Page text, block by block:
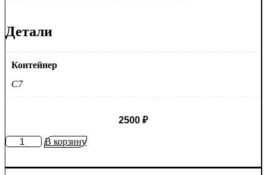
Детали
Контейнер
C7
2500 ₽
КоличествоВ корзину